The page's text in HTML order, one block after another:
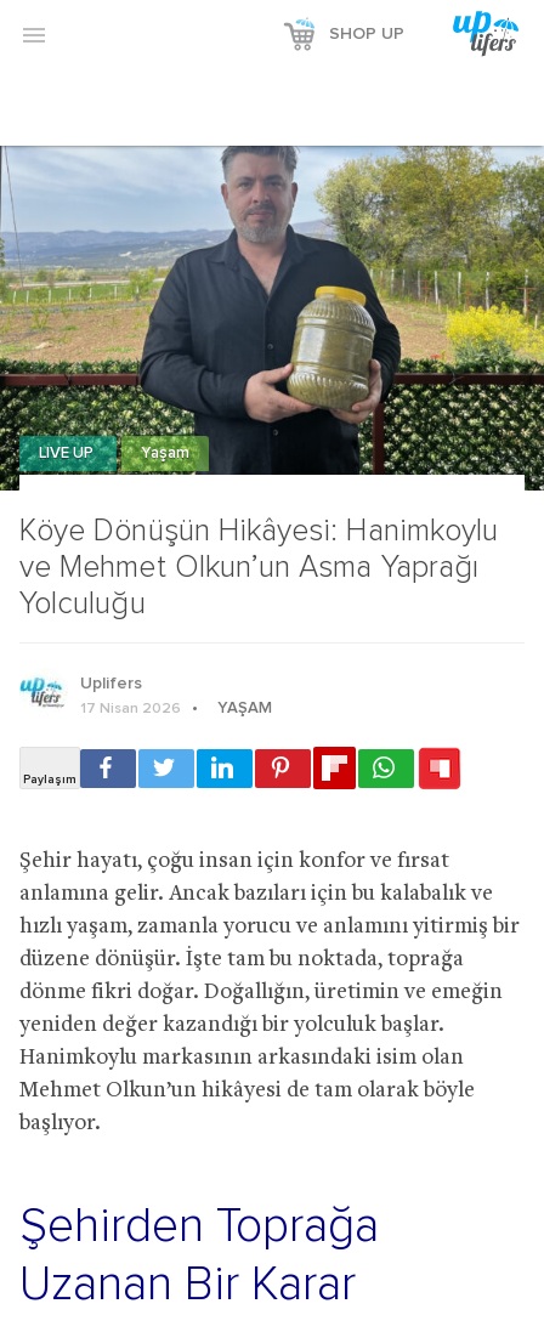
 SHOP UP
Köye Dönüşün Hikâyesi: Hanimkoylu
ve Mehmet Olkun’un Asma Yaprağı
Yolculuğu
LIVE UP Yaşam
Uplifers
17 Nisan 2026 YAŞAM
Şehir hayatı, çoğu insan için konfor ve fırsat
anlamına gelir. Ancak bazıları için bu kalabalık ve
hızlı yaşam, zamanla yorucu ve anlamını yitirmiş bir
düzene dönüşür. İşte tam bu noktada, toprağa
dönme fikri doğar. Doğallığın, üretimin ve emeğin
yeniden değer kazandığı bir yolculuk başlar.
Hanimkoylu markasının arkasındaki isim olan
Mehmet Olkun’un hikâyesi de tam olarak böyle
başlıyor.
Şehirden Toprağa
Uzanan Bir Karar